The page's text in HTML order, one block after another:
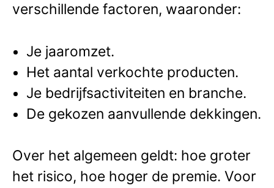
verschillende factoren, waaronder:
Je jaaromzet.
Het aantal verkochte producten.
Je bedrijfsactiviteiten en branche.
De gekozen aanvullende dekkingen.
Over het algemeen geldt: hoe groter
het risico, hoe hoger de premie. Voor